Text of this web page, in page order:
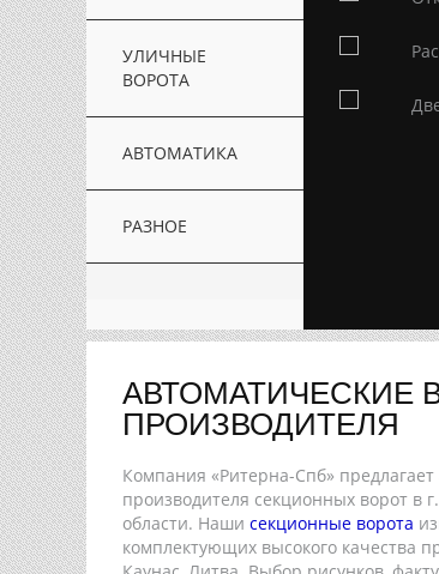
УЛИЧНЫЕ
ВОРОТА
АВТОМАТИКА
РАЗНОЕ
АВТОМАТИЧЕСКИЕ
ПРОИЗВОДИТЕЛЯ
Компания «Ритерна-Спб» предлагает
производителя секционных ворот в
области. Наши секционные ворота
комплектующих высокого качества